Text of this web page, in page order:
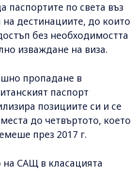
паспортите по света въз
дестинациите, до които
без необходимостта
изваждане на виза.
пропадане в
паспорт
позициите си и се
до четвъртото, което
през 2017 г.
на САЩ в класацията